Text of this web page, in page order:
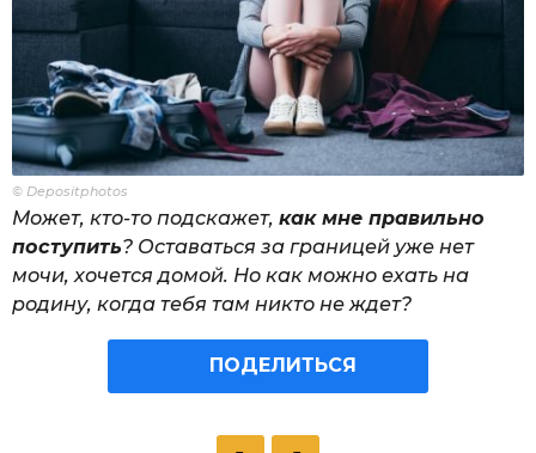
© Depositphotos
Может, кто-то подскажет, как мне правильно
поступить? Оставаться за границей уже нет
мочи, хочется домой. Но как можно ехать на
родину, когда тебя там никто не ждет?
ПОДЕЛИТЬСЯ